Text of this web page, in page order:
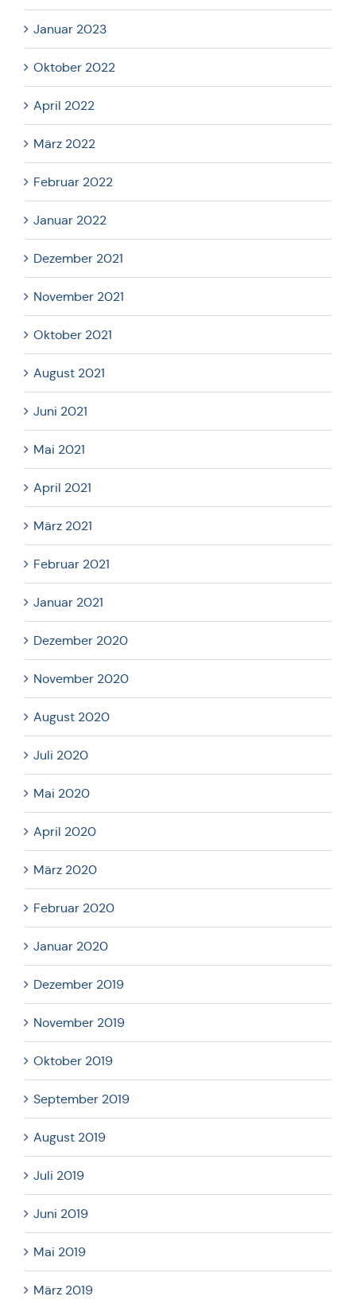
Januar 2023
Oktober 2022
April 2022
März 2022
Februar 2022
Januar 2022
Dezember 2021
November 2021
Oktober 2021
August 2021
Juni 2021
Mai 2021
April 2021
März 2021
Februar 2021
Januar 2021
Dezember 2020
November 2020
August 2020
Juli 2020
Mai 2020
April 2020
März 2020
Februar 2020
Januar 2020
Dezember 2019
November 2019
Oktober 2019
September 2019
August 2019
Juli 2019
Juni 2019
Mai 2019
März 2019